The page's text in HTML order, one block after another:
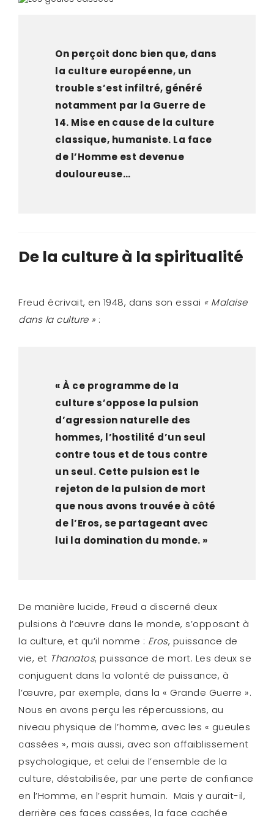
On perçoit donc bien que, dans
la culture européenne, un
trouble s’est infiltré, généré
notamment par la Guerre de
14. Mise en cause de la culture
classique, humaniste. La face
de l’Homme est devenue
douloureuse…
De la culture à la spiritualité
Freud écrivait, en 1948, dans son essai « Malaise
dans la culture » :
« À ce programme de la
culture s’oppose la pulsion
d’agression naturelle des
hommes, l’hostilité d’un seul
contre tous et de tous contre
un seul. Cette pulsion est le
rejeton de la pulsion de mort
que nous avons trouvée à côté
de l’Eros, se partageant avec
lui la domination du monde. »
De manière lucide, Freud a discerné deux
pulsions à l’œuvre dans le monde, s’opposant à
la culture, et qu’il nomme : Eros, puissance de
vie, et Thanatos, puissance de mort. Les deux se
conjuguent dans la volonté de puissance, à
l’œuvre, par exemple, dans la « Grande Guerre ».
Nous en avons perçu les répercussions, au
niveau physique de l’homme, avec les « gueules
cassées », mais aussi, avec son affaiblissement
psychologique, et celui de l’ensemble de la
culture, déstabilisée, par une perte de confiance
en l’Homme, en l’esprit humain. Mais y aurait-il,
derrière ces faces cassées, la face cachée